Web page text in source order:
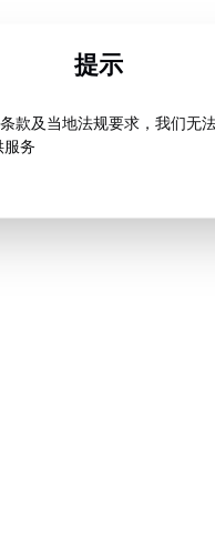
提示
款及当地法规要求，我们无
服务